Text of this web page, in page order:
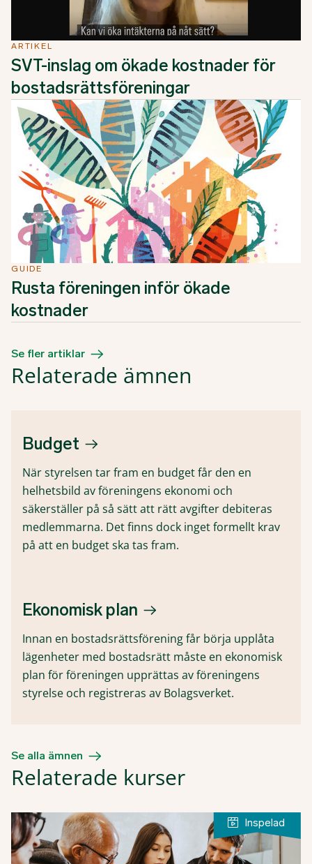
ARTIKEL
SVT-inslag om ökade kostnader för
bostadsrättsföreningar
GUIDE
Rusta föreningen inför ökade
kostnader
Se fler artiklar
Relaterade ämnen
Budget
När styrelsen tar fram en budget får den en
helhetsbild av föreningens ekonomi och
säkerställer på så sätt att rätt avgifter debiteras
medlemmarna. Det finns dock inget formellt krav
på att en budget ska tas fram.
Ekonomisk plan
Innan en bostadsrättsförening får börja upplåta
lägenheter med bostadsrätt måste en ekonomisk
plan för föreningen upprättas av föreningens
styrelse och registreras av Bolagsverket.
Se alla ämnen
Relaterade kurser